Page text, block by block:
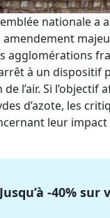
nationale
agglomérations
à un
l’air. Si l’objectif
d’azote, les
leur impact
Jusqu’à -40%